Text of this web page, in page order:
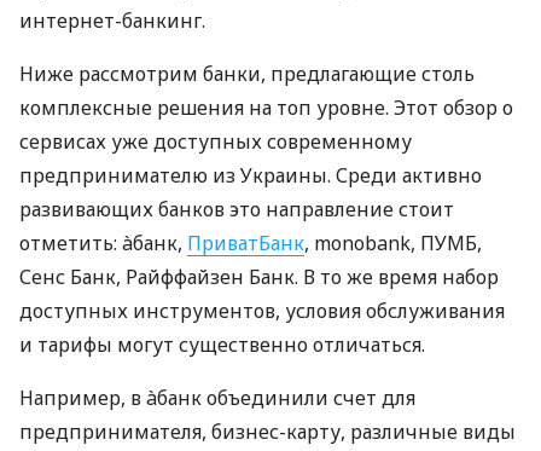
интернет-банкинг.
Ниже рассмотрим банки, предлагающие столь
комплексные решения на топ уровне. Этот обзор о
сервисах уже доступных современному
предпринимателю из Украины. Среди активно
развивающих банков это направление стоит
отметить: àбанк, ПриватБанк, monobank, ПУМБ,
Сенс Банк, Райффайзен Банк. В то же время набор
доступных инструментов, условия обслуживания
и тарифы могут существенно отличаться.
Например, в àбанк объединили счет для
предпринимателя, бизнес-карту, различные виды